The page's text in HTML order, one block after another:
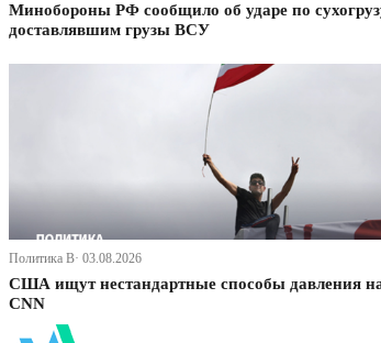
Минобороны РФ сообщило об ударе по
доставлявшим грузы ВСУ
Политика В· 03.08.2026
США ищут нестандартные способы давления
CNN